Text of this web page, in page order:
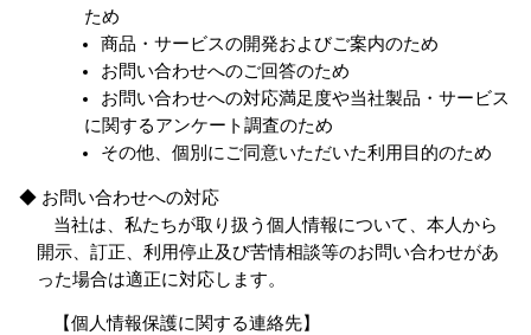
ため
商品・サービスの開発およびご案内のため
お問い合わせへのご回答のため
お問い合わせへの対応満足度や当社製品・サービス
に関するアンケート調査のため
その他、個別にご同意いただいた利用目的のため
◆ お問い合わせへの対応
当社は、私たちが取り扱う個人情報について、本人から
開示、訂正、利用停止及び苦情相談等のお問い合わせがあ
った場合は適正に対応します。
【個人情報保護に関する連絡先】